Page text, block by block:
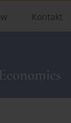
Kontakt